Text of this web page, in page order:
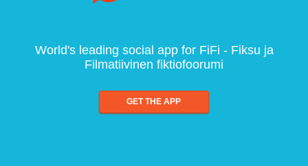
World's leading social app for FiFi - Fiksu ja
Filmatiivinen fiktiofoorumi
GET THE APP